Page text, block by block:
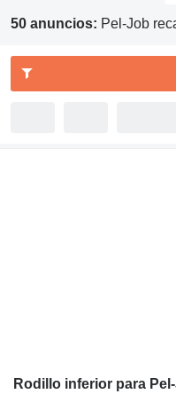
50 anuncios: Pel-Job
Rodillo inferior para